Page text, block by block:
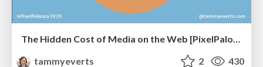
The Hidden Cost of Media on the Web [PixelPalooza 2025]
tammyeverts
2 430